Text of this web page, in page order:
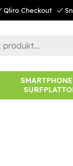
Qliro Checkout